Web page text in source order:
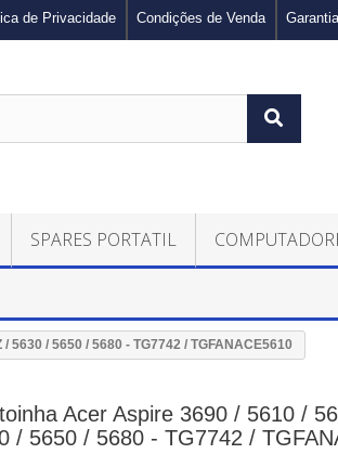
Condições de Venda
de Privacidade
SPARES PORTATIL
/ 5650 / 5680 - TG7742 / TGFANACE5610
Acer Aspire 3690 / 5610 /
/ 5650 / 5680 - TG7742 /